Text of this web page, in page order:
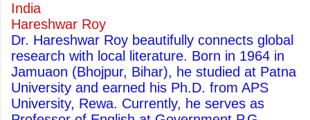
India
Hareshwar Roy
Dr. Hareshwar Roy beautifully connects global
research with local literature. Born in 1964 in
Jamuaon (Bhojpur, Bihar), he studied at Patna
University and earned his Ph.D. from APS
University, Rewa. Currently, he serves as